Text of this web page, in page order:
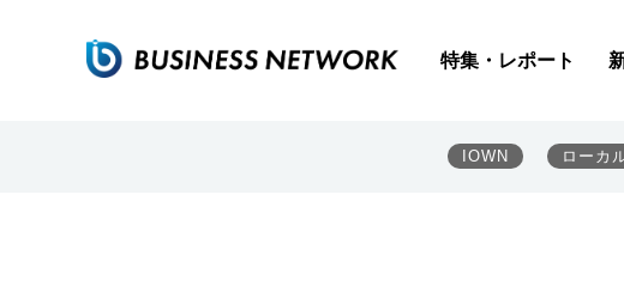
特集・レポート
IOWN ローカ